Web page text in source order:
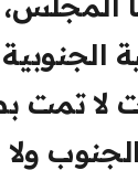
لا تمت
ولا